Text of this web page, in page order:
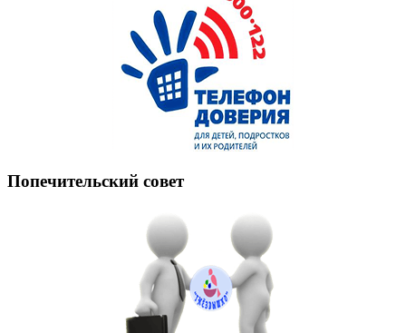
Попечительский совет